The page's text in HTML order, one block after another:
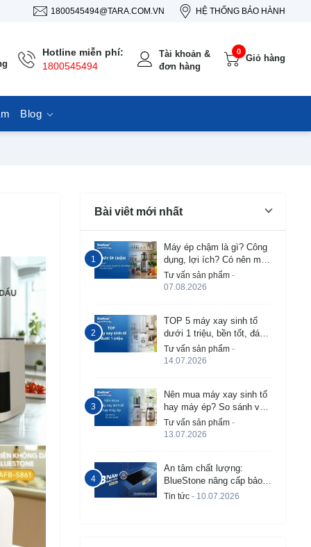
1800545494@TARA.COM.VN HỆ THỐNG BẢO HÀNH
Hotline miễn phí:
1800545494
Tài khoản &
đơn hàng
0
Giỏ hàng
Blog
Bài viêt mới nhất
Máy ép chậm là gì? Công
dụng, lợi ích? Có nên mua
không?
Tư vấn sản phẩm -
07.08.2026
TOP 5 máy xay sinh tố
dưới 1 triệu, bền tốt, đáng
mua 2026
Tư vấn sản phẩm -
14.07.2026
Nên mua máy xay sinh tố
hay máy ép? So sánh và
tư vấn chi tiết
Tư vấn sản phẩm -
13.07.2026
An tâm chất lượng:
BlueStone nâng cấp bảo
hành bếp từ âm lên đến 3
Tin tức - 10.07.2026